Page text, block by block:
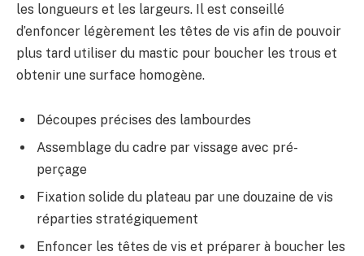
les longueurs et les largeurs. Il est conseillé
d’enfoncer légèrement les têtes de vis afin de pouvoir
plus tard utiliser du mastic pour boucher les trous et
obtenir une surface homogène.
Découpes précises des lambourdes
Assemblage du cadre par vissage avec pré-
perçage
Fixation solide du plateau par une douzaine de vis
réparties stratégiquement
Enfoncer les têtes de vis et préparer à boucher les